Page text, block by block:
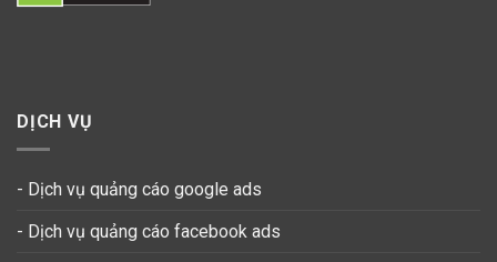
DỊCH VỤ
- Dịch vụ quảng cáo google ads
- Dịch vụ quảng cáo facebook ads